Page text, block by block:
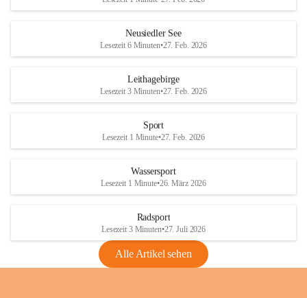
d
S
vor den prognostizierten Ernteausfällen
und den daraus folgenden wirtschaftlichen
Maßnahmen zur Bekämpfung
Rebe und der Amerikanischen
Anhang VBl. EU Nr. 18
1 Seite•1,4 MB
VBl. EU Nr. 18_2026
d
r
S
Neusiedler See
Lesezeit 6 Minuten•27. Feb. 2026
Leithagebirge
Lesezeit 3 Minuten•27. Feb. 2026
Sport
Lesezeit 1 Minute•27. Feb. 2026
Wassersport
Lesezeit 1 Minute•26. März 2026
Radsport
Lesezeit 3 Minuten•27. Juli 2026
Alle Artikel sehen